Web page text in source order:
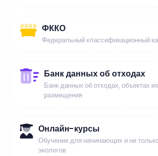
ФККО
Федеральный классификационный
Банк данных об отходах
Банк данных об отходах, объектах
размещения
Онлайн-курсы
Обучение для начинающих и не
экологов